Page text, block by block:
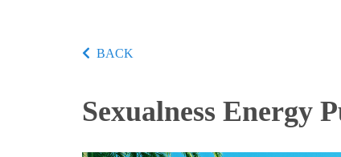
BACK
Sexualness Energy